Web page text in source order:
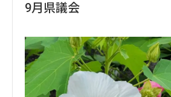
9月県議会